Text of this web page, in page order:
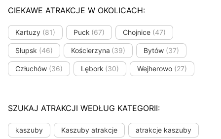
CIEKAWE ATRAKCJE W OKOLICACH:
Kartuzy (81) Puck (67) Chojnice (47)
Słupsk (46) Kościerzyna (39) Bytów (37)
Człuchów (36) Lębork (30) Wejherowo (27)
SZUKAJ ATRAKCJI WEDŁUG KATEGORII:
kaszuby Kaszuby atrakcje atrakcje kaszuby